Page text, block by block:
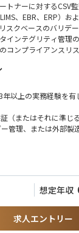
トナーに対するCSV
、EBR、ERP）お
スクベースのバリデ
インテグリティ管理
コンプライアンスリ
フレームワーク、
全性およびライフサ
調査・是正措置（
規制当局査察および
デーションに関する
整合性を確保
クリティカルシンキ
速なシステム・アプ
かるCSV作業との間
規制、デジタル品
専門性を深めるととも
年以上の実務経験を
（またはそれに準じる
管理、または外部製
査察の実施
、EBR、ERP）の
または品質関連ITシ
持ち、現状に対して
かつグローバルな環
ム、GxP規制、業界
バリデーション、IT
想定年収
求人エントリー